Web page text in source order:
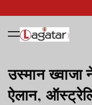
उस्मान ख्वाजा
ऐलान,